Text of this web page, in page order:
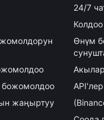
божомолдоо
жаңыртуу
24/7
Өнүм
Акылар
API'лер